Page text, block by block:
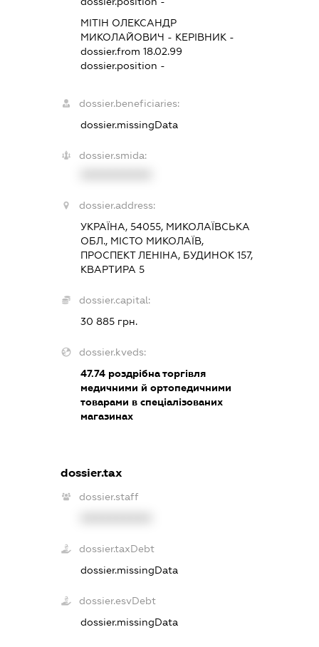
МІТІН ОЛЕКСАНДР
МИКОЛАЙОВИЧ - КЕРІВНИК -
dossier.from 18.02.99
dossier.position -
dossier.beneficiaries:
dossier.missingData
dossier.smida:
dossier.address:
УКРАЇНА, 54055, МИКОЛАЇВСЬКА
ОБЛ., МІСТО МИКОЛАЇВ,
ПРОСПЕКТ ЛЕНІНА, БУДИНОК 157,
КВАРТИРА 5
dossier.capital:
30 885 грн.
dossier.kveds:
47.74роздрібна торгівля
медичними й ортопедичними
товарами в спеціалізованих
магазинах
dossier.tax
dossier.staff
dossier.taxDebt
dossier.missingData
dossier.esvDebt
dossier.missingData